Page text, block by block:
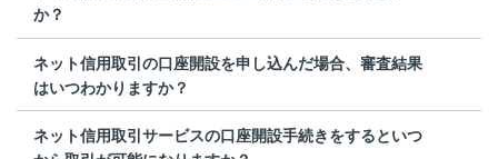
か？
ネット信用取引の口座開設を申し込んだ場合、審査結果
はいつわかりますか？
ネット信用取引サービスの口座開設手続きをするといつ